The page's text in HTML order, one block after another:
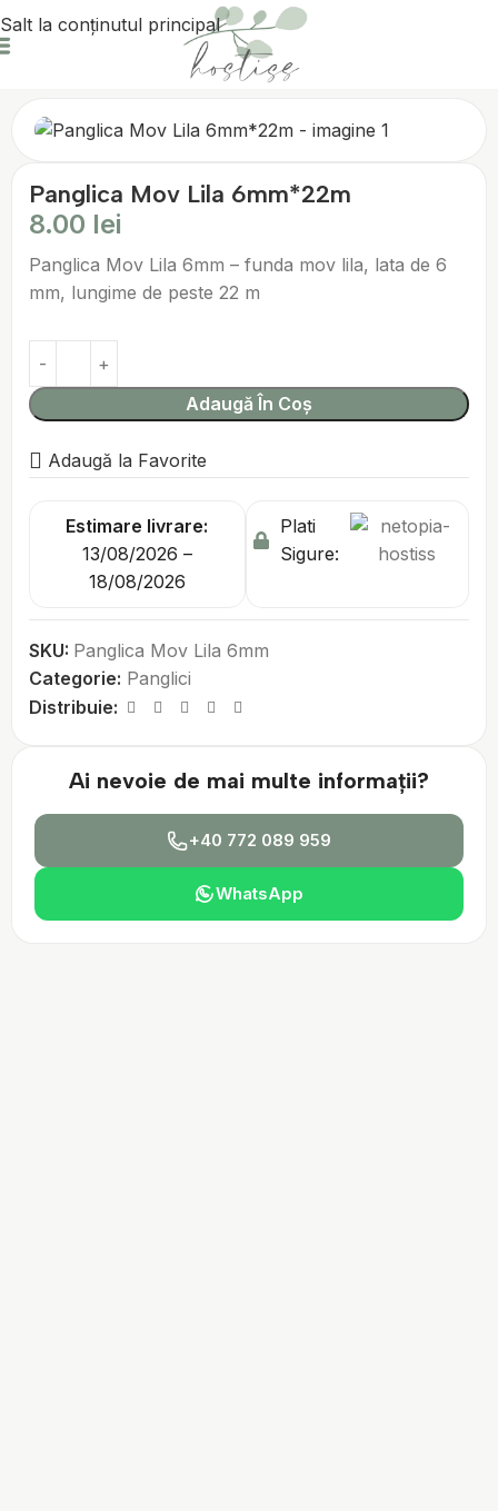
Salt la conținutul principal
Marturii & Ambalaje
Panglica Mov Lila 6mm*22m
8.00 lei
Panglica Mov Lila 6mm – funda mov lila, lata de 6
mm, lungime de peste 22 m
Adaugă În Coș
Adaugă la Favorite
Estimare livrare:
13/08/2026 –
18/08/2026
Plati
Sigure:
SKU: Panglica Mov Lila 6mm
Categorie: Panglici
Distribuie:
Ai nevoie de mai multe informații?
+40 772 089 959
WhatsApp